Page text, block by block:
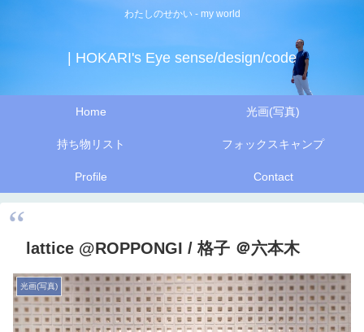
わたしのせかい - my world
| HOKARI's Eye sense/design/code
Home 光画(写真)
持ち物リスト フォックスキャンプ
Profile Contact
lattice @ROPPONGI / 格子 ＠六本木
光画(写真)